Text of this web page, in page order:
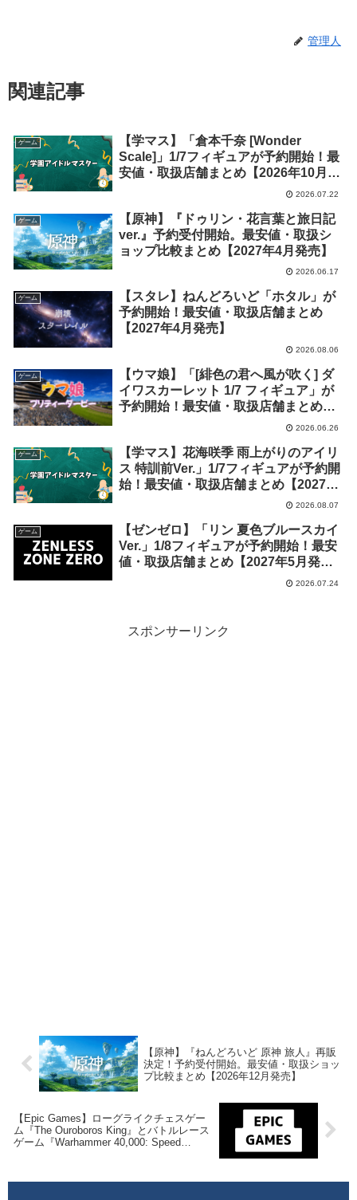
管理人
関連記事
ゲーム
【学マス】「倉本千奈 [Wonder
Scale]」1/7フィギュアが予約開始！最
安値・取扱店舗まとめ【2026年10月発
2026.07.22
ゲーム
【原神】『ドゥリン・花言葉と旅日記
ver.』予約受付開始。最安値・取扱シ
ョップ比較まとめ【2027年4月発売】
2026.06.17
ゲーム
【スタレ】ねんどろいど「ホタル」が
予約開始！最安値・取扱店舗まとめ
【2027年4月発売】
2026.08.06
ゲーム
【ウマ娘】「[緋色の君へ風が吹く] ダ
イワスカーレット 1/7 フィギュア」が
予約開始！最安値・取扱店舗まとめ
2026.06.26
ゲーム
【学マス】花海咲季 雨上がりのアイリ
ス 特訓前Ver.」1/7フィギュアが予約開
始！最安値・取扱店舗まとめ【2027年
2026.08.07
ゲーム
【ゼンゼロ】「リン 夏色ブルースカイ
Ver.」1/8フィギュアが予約開始！最安
値・取扱店舗まとめ【2027年5月発
2026.07.24
スポンサーリンク
【原神】『ねんどろいど 原神 旅人』再販
決定！予約受付開始。最安値・取扱ショッ
プ比較まとめ【2026年12月発売】
【Epic Games】ローグライクチェスゲー
ム『The Ouroboros King』とバトルレース
ゲーム『Warhammer 40,000: Speed